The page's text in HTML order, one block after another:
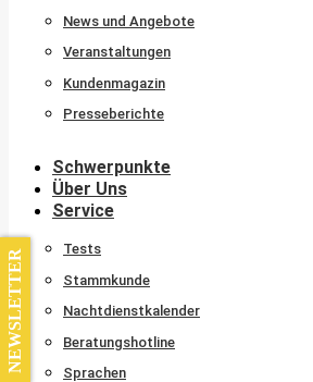
News und Angebote
Veranstaltungen
Kundenmagazin
Presseberichte
Schwerpunkte
Über Uns
Service
Tests
Stammkunde
Nachtdienstkalender
Beratungshotline
Sprachen
NEWSLETTER